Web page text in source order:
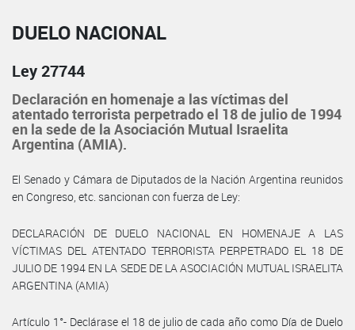
DUELO NACIONAL
Ley 27744
Declaración en homenaje a las víctimas del
atentado terrorista perpetrado el 18 de julio de 1994
en la sede de la Asociación Mutual Israelita
Argentina (AMIA).
El Senado y Cámara de Diputados de la Nación Argentina reunidos
en Congreso, etc. sancionan con fuerza de Ley:
DECLARACIÓN DE DUELO NACIONAL EN HOMENAJE A LAS
VÍCTIMAS DEL ATENTADO TERRORISTA PERPETRADO EL 18 DE
JULIO DE 1994 EN LA SEDE DE LA ASOCIACIÓN MUTUAL ISRAELITA
ARGENTINA (AMIA)
Artículo 1°- Declárase el 18 de julio de cada año como Día de Duelo